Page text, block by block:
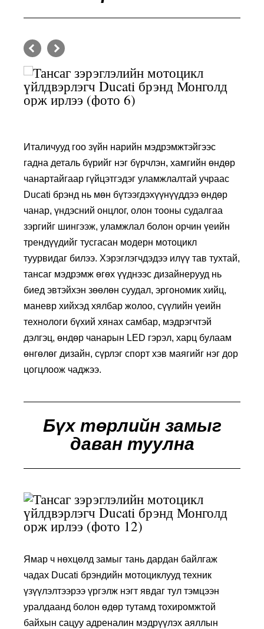
Италичууд гоо зүйн нарийн мэдрэмжтэйгээс
гадна деталь бүрийг нэг бүрчлэн, хамгийн өндөр
чанартайгаар гүйцэтгэдэг уламжлалтай учраас
Ducati брэнд нь мөн бүтээгдэхүүнүүддээ өндөр
чанар, үндэсний онцлог, олон тооны судалгаа
зэргийг шингээж, уламжлал болон орчин үеийн
трендүүдийг тусгасан модерн мотоцикл
туурвидаг билээ. Хэрэглэгчдэдээ илүү тав тухтай,
тансаг мэдрэмж өгөх үүднээс дизайнерууд нь
биед эвтэйхэн зөөлөн суудал, эргономик хийц,
маневр хийхэд хялбар жолоо, сүүлийн үеийн
технологи бүхий хянах самбар, мэдрэгчтэй
дэлгэц, өндөр чанарын LED гэрэл, харц булаам
өнгөлөг дизайн, сүрлэг спорт хэв маягийг нэг дор
цогцлоож чаджээ.
Бүх төрлийн замыг
даван туулна
Ямар ч нөхцөлд замыг тань дардан байлгаж
чадах Ducati брэндийн мотоциклууд техник
үзүүлэлтээрээ үргэлж нэгт явдаг тул тэмцээн
уралдаанд болон өдөр тутамд тохиромжтой
байхын сацуу адреналин мэдрүүлэх аяллын